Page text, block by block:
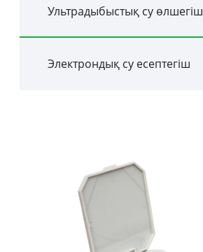
Ультрадыбыстық су өлшегіш
Электрондық су есептегіш